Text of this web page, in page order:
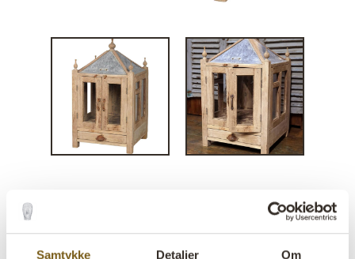
Samtykke Detaljer Om
Lille vitrinetempel